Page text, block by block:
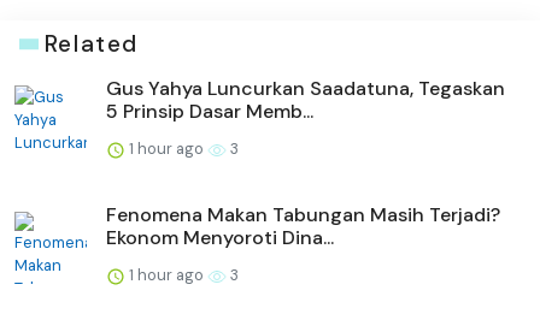
Related
Gus Yahya Luncurkan Saadatuna, Tegaskan
5 Prinsip Dasar Memb...
1 hour ago 3
Fenomena Makan Tabungan Masih Terjadi?
Ekonom Menyoroti Dina...
1 hour ago 3